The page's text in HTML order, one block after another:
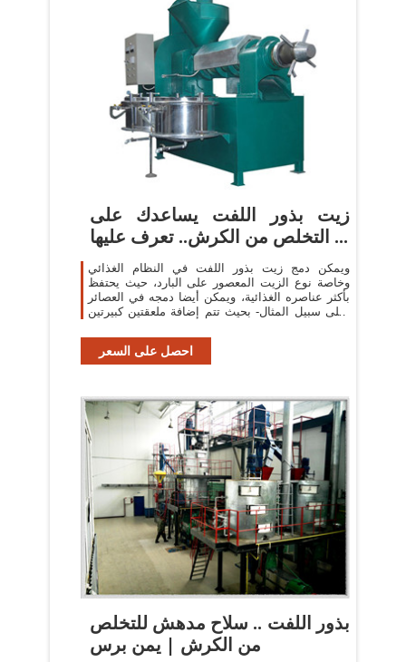
زيت بذور اللفت يساعدك على
التخلص من الكرش.. تعرف عليها ...
ويمكن دمج زيت بذور اللفت في النظام الغذائي
وخاصة نوع الزيت المعصور على البارد، حيث يحتفظ
بأكثر عناصره الغذائية، ويمكن أيضا دمجه في العصائر
-على سبيل المثال- بحيث تتم إضافة ملعقتين كبيرتين
احصل على السعر
بذور اللفت .. سلاح مدهش للتخلص
من الكرش | يمن برس